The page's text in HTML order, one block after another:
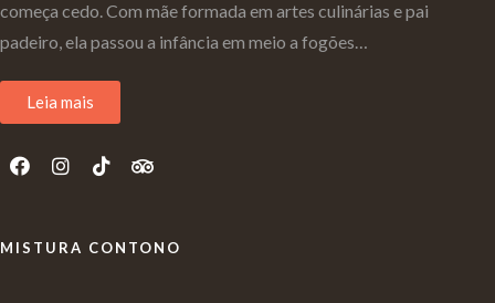
começa cedo. Com mãe formada em artes culinárias e pai
padeiro, ela passou a infância em meio a fogões…
Leia mais
MISTURA CONTONO